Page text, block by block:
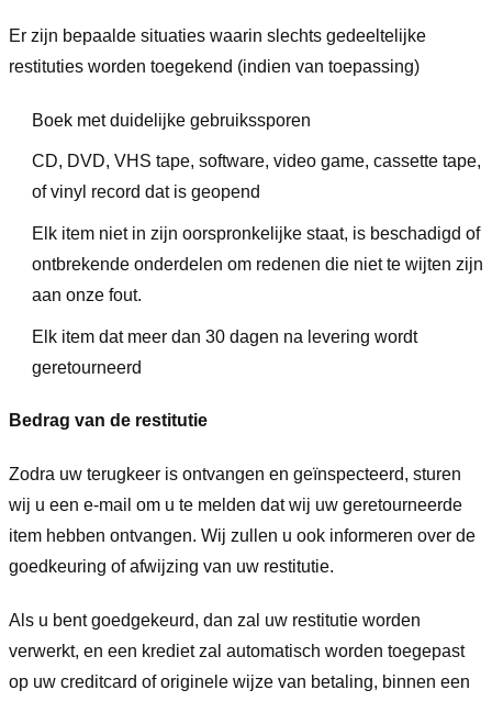
Er zijn bepaalde situaties waarin slechts gedeeltelijke
restituties worden toegekend (indien van toepassing)
Boek met duidelijke gebruikssporen
CD, DVD, VHS tape, software, video game, cassette tape,
of vinyl record dat is geopend
Elk item niet in zijn oorspronkelijke staat, is beschadigd of
ontbrekende onderdelen om redenen die niet te wijten zijn
aan onze fout.
Elk item dat meer dan 30 dagen na levering wordt
geretourneerd
Bedrag van de restitutie
Zodra uw terugkeer is ontvangen en geïnspecteerd, sturen
wij u een e-mail om u te melden dat wij uw geretourneerde
item hebben ontvangen. Wij zullen u ook informeren over de
goedkeuring of afwijzing van uw restitutie.
Als u bent goedgekeurd, dan zal uw restitutie worden
verwerkt, en een krediet zal automatisch worden toegepast
op uw creditcard of originele wijze van betaling, binnen een